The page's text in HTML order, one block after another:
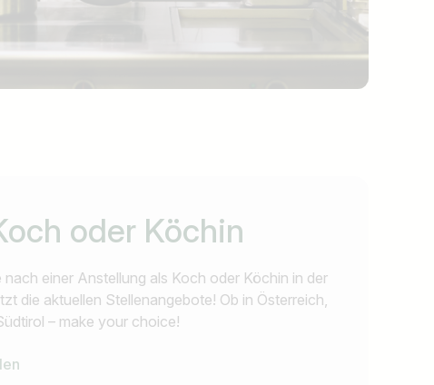
oder Köchin
einer Anstellung als Koch oder Köchin in der
die aktuellen Stellenangebote! Ob in Österreich,
– make your choice!